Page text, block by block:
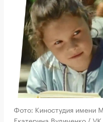
Фото: Киностудия имени
Екатерина Вуличенко / VK